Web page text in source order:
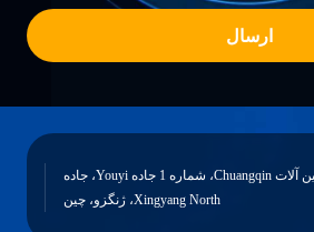
ارسال
ماشین آلات Chuangqin، شماره 1 جاده Youyi، جاده
Xingyang North، ژنگزو، چین